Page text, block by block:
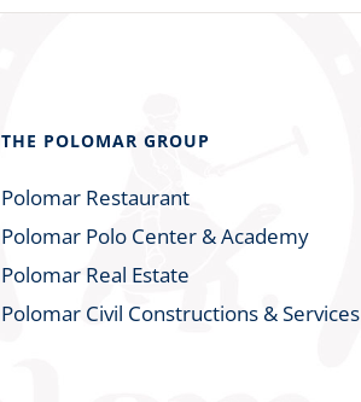
THE POLOMAR GROUP
Polomar Restaurant
Polomar Polo Center & Academy
Polomar Real Estate
Polomar Civil Constructions & Services